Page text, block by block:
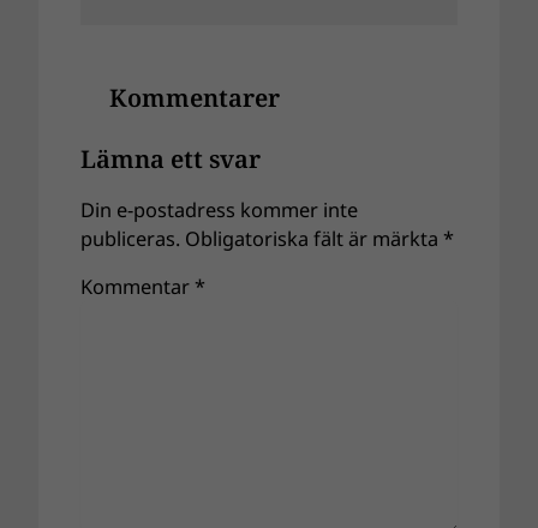
Kommentarer
Lämna ett svar
Din e-postadress kommer inte
publiceras. Obligatoriska fält är märkta *
Kommentar *